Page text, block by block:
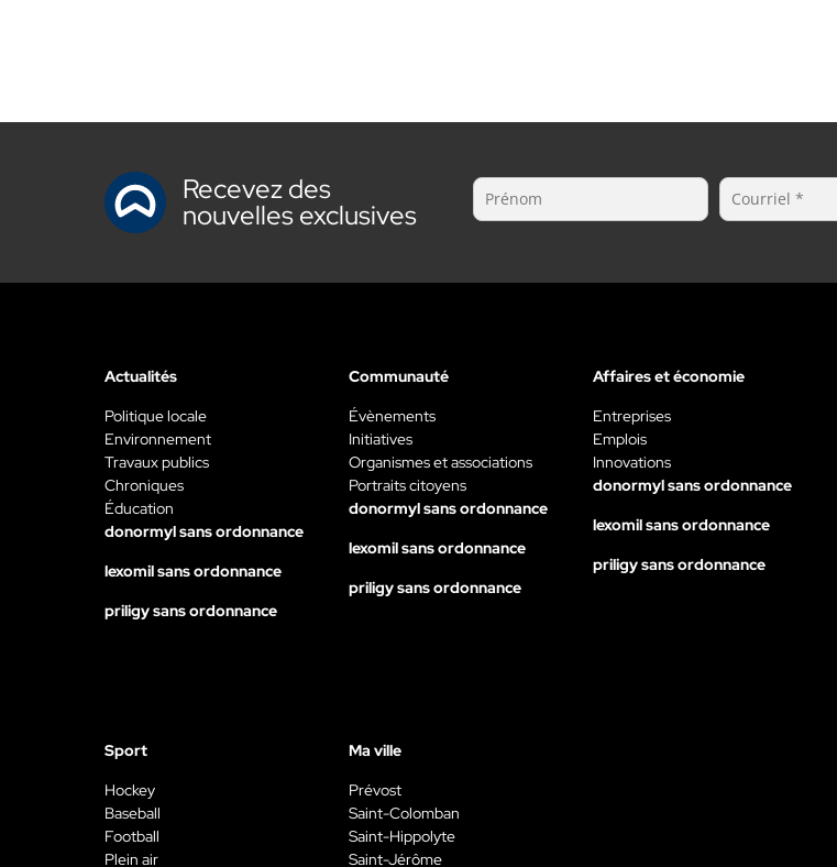
Recevez des
nouvelles exclusives
Actualités
Politique locale
Environnement
Travaux publics
Chroniques
Éducation
donormyl sans ordonnance
lexomil sans ordonnance
priligy sans ordonnance
Communauté
Évènements
Initiatives
Organismes et associations
Portraits citoyens
donormyl sans ordonnance
lexomil sans ordonnance
priligy sans ordonnance
Affaires et économie
Entreprises
Emplois
Innovations
donormyl sans ordonnance
lexomil sans ordonnance
priligy sans ordonnance
Sport
Hockey
Baseball
Football
Plein air
Ma ville
Prévost
Saint-Colomban
Saint-Hippolyte
Saint-Jérôme